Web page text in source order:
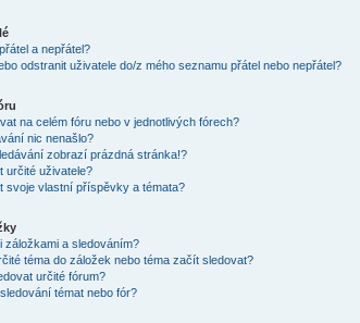
a nepřátel?
odstranit uživatele do/z mého seznamu přátel nebo nepřátel?
na celém fóru nebo v jednotlivých fórech?
nic nenašlo?
zobrazí prázdná stránka!?
určité uživatele?
svoje vlastní příspěvky a témata?
záložkami a sledováním?
téma do záložek nebo téma začít sledovat?
určité fórum?
témat nebo fór?